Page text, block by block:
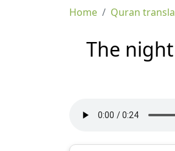
Home Quran
The